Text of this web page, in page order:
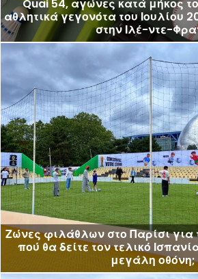
Quai 54, αγώνες κατά μήκος
αθλητικά γεγονότα του Ιουλίου
στην Ιλέ-ντε-
Ζώνες φιλάθλων στο Παρίσι για
πού θα δείτε τον τελικό
μεγάλη οθόνη;